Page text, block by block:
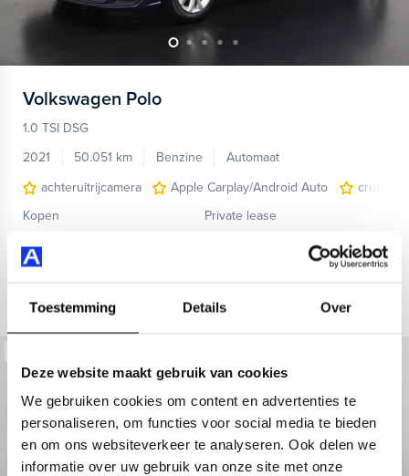
Toestemming Details Over
Deze website maakt gebruik van cookies
We gebruiken cookies om content en advertenties te
personaliseren, om functies voor social media te bieden
en om ons websiteverkeer te analyseren. Ook delen we
informatie over uw gebruik van onze site met onze
Volkswagen Polo
1.0 TSI DSG
2021
50.051 km Benzine
Automaat
achteruitrijcamera
Apple Carplay/Android Auto
cruise
Kopen
Private lease